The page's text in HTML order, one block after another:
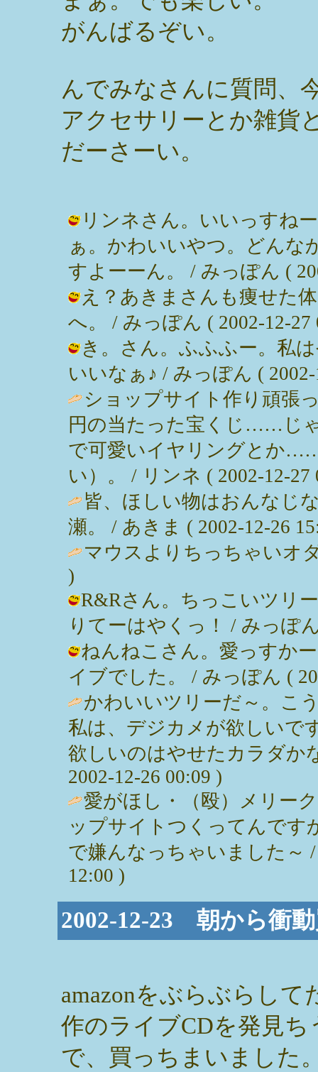
がんばるぞい。
んでみなさんに質問、
アクセサリーとか雑貨
だーさーい。
リンネさん。いいっすね
ぁ。かわいいやつ。どんな
すよーーん。 / みっぽん (
え？あきまさんも痩せた
へ。 / みっぽん ( 2002-12-27
き。さん。ふふふー。私
いいなぁ♪ / みっぽん ( 2002-
ショップサイト作り頑張
円の当たった宝くじ……じ
で可愛いイヤリングとか
い）。 / リンネ ( 2002-12-27
皆、ほしい物はおんなじ
瀬。 / あきま ( 2002-12-26
マウスよりちっちゃいオ
)
R&Rさん。ちっこいツリ
りてーはやくっ！ / みっぽ
ねんねこさん。愛っすか
イブでした。 / みっぽん (
かわいいツリーだ～。こ
私は、デジカメが欲しいで
欲しいのはやせたカラダか
2002-12-26 00:09 )
愛がほし・（殴）メリー
ップサイトつくってんです
で嫌んなっちゃいました～
12:00 )
2002-12-23 朝から衝
amazonをぶらぶらして
作のライブCDを発見ち
で、買っちまいました